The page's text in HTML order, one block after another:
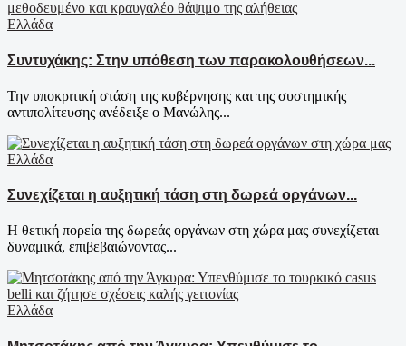
Ελλάδα
Συντυχάκης: Στην υπόθεση των παρακολουθήσεων...
Την υποκριτική στάση της κυβέρνησης και της συστημικής
αντιπολίτευσης ανέδειξε ο Μανώλης...
Ελλάδα
Συνεχίζεται η αυξητική τάση στη δωρεά οργάνων...
Η θετική πορεία της δωρεάς οργάνων στη χώρα μας συνεχίζεται
δυναμικά, επιβεβαιώνοντας...
Ελλάδα